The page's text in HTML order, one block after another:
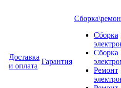
Доставка
и оплата
Гарантия
Сборка
Сборка
Ремонт